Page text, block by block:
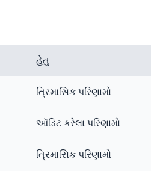
હેતુ
ત્રિમાસિક પરિણામો
ઑડિટ કરેલા પરિણામો
ત્રિમાસિક પરિણામો